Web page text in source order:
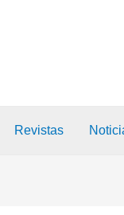
Revistas